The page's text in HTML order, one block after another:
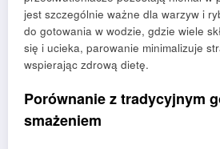
jest szczególnie ważne dla warzyw i
do gotowania w wodzie, gdzie wiele
się i ucieka, parowanie minimalizuje
wspierając zdrową dietę.
Porównanie z tradycyjnym
smażeniem